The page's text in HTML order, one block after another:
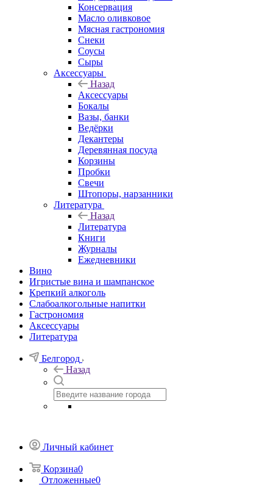
Консервация
Масло оливковое
Мясная гастрономия
Снеки
Соусы
Сыры
Аксессуары
Назад
Аксессуары
Бокалы
Вазы, банки
Ведёрки
Декантеры
Деревянная посуда
Корзины
Пробки
Свечи
Штопоры, нарзанники
Литература
Назад
Литература
Книги
Журналы
Ежедневники
Вино
Игристые вина и шампанское
Крепкий алкоголь
Слабоалкогольные напитки
Гастрономия
Аксессуары
Литература
Белгород
Назад
Личный кабинет
Корзина0
Отложенные0